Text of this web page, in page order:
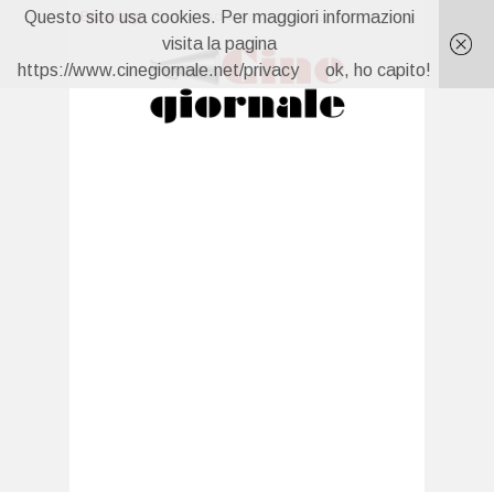
Breaking:
Ted Lasso torna per raccontare il calcio femminile. E ha più senso di quanto pensiate
La Promessa, anticipazioni 6 agosto: Alonso ordina il ritorno di Pia
Far Away, anticipazioni 6 agosto: Kaya arriva troppo tardi alle nozze
Capri, anticipazioni 6 agosto: Carolina torna e sfida Isabella
Questo sito usa cookies. Per maggiori informazioni
visita la pagina
https://www.cinegiornale.net/privacy
ok, ho capito!